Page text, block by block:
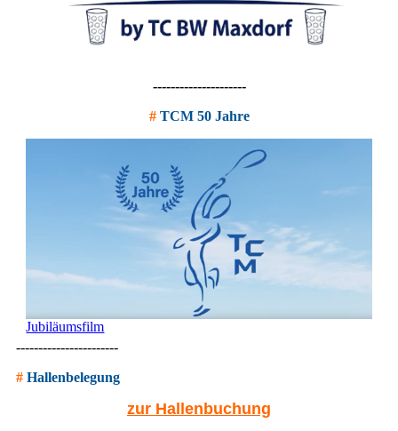
---------------------
# TCM 50 Jahre
Jubiläumsfilm
-----------------------
#Hallenbelegung
zur Hallenbuchung